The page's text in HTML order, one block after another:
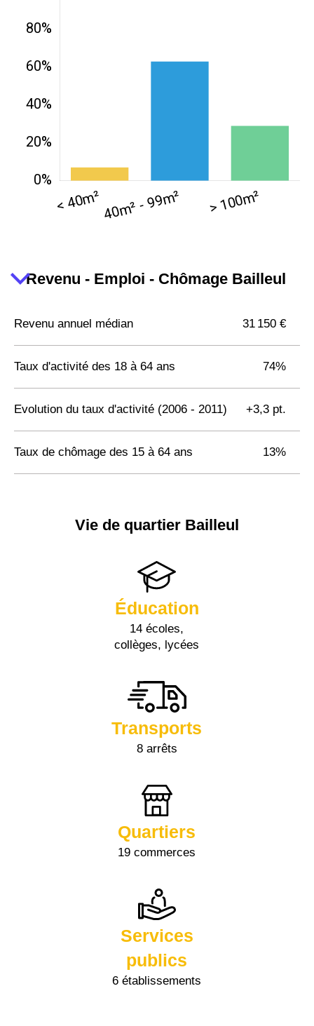
Revenu - Emploi - Chômage Bailleul
Revenu annuel médian 31 150 €
Taux d'activité des 18 à 64 ans 74%
Evolution du taux d'activité (2006 - 2011) +3,3 pt.
Taux de chômage des 15 à 64 ans 13%
Vie de quartier Bailleul
Éducation
14 écoles,
collèges, lycées
Transports
8 arrêts
Quartiers
19 commerces
Services
publics
6 établissements